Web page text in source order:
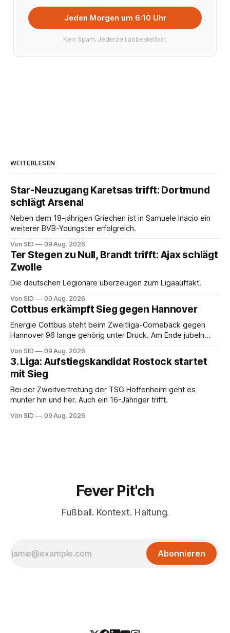
Jeden Morgen um 6:10 Uhr
Kein Spam. Jederzeit abbestellbar.
WEITERLESEN
Star-Neuzugang Karetsas trifft: Dortmund
schlägt Arsenal
Neben dem 18-jährigen Griechen ist in Samuele Inacio ein
weiterer BVB-Youngster erfolgreich.
Von SID 09 Aug. 2026
Ter Stegen zu Null, Brandt trifft: Ajax schlägt
Zwolle
Die deutschen Legionäre überzeugen zum Ligaauftakt.
Von SID 09 Aug. 2026
Cottbus erkämpft Sieg gegen Hannover
Energie Cottbus steht beim Zweitliga-Comeback gegen
Hannover 96 lange gehörig unter Druck. Am Ende jubeln
Von SID 09 Aug. 2026
3. Liga: Aufstiegskandidat Rostock startet
mit Sieg
Bei der Zweitvertretung der TSG Hoffenheim geht es
munter hin und her. Auch ein 16-Jähriger trifft.
Von SID 09 Aug. 2026
Fever Pit'ch
Fußball. Kontext. Haltung.
Abonnieren